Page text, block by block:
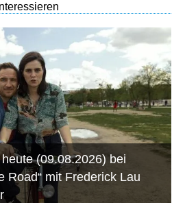
(09.08.2026) bei
Road“ mit Frederick Lau